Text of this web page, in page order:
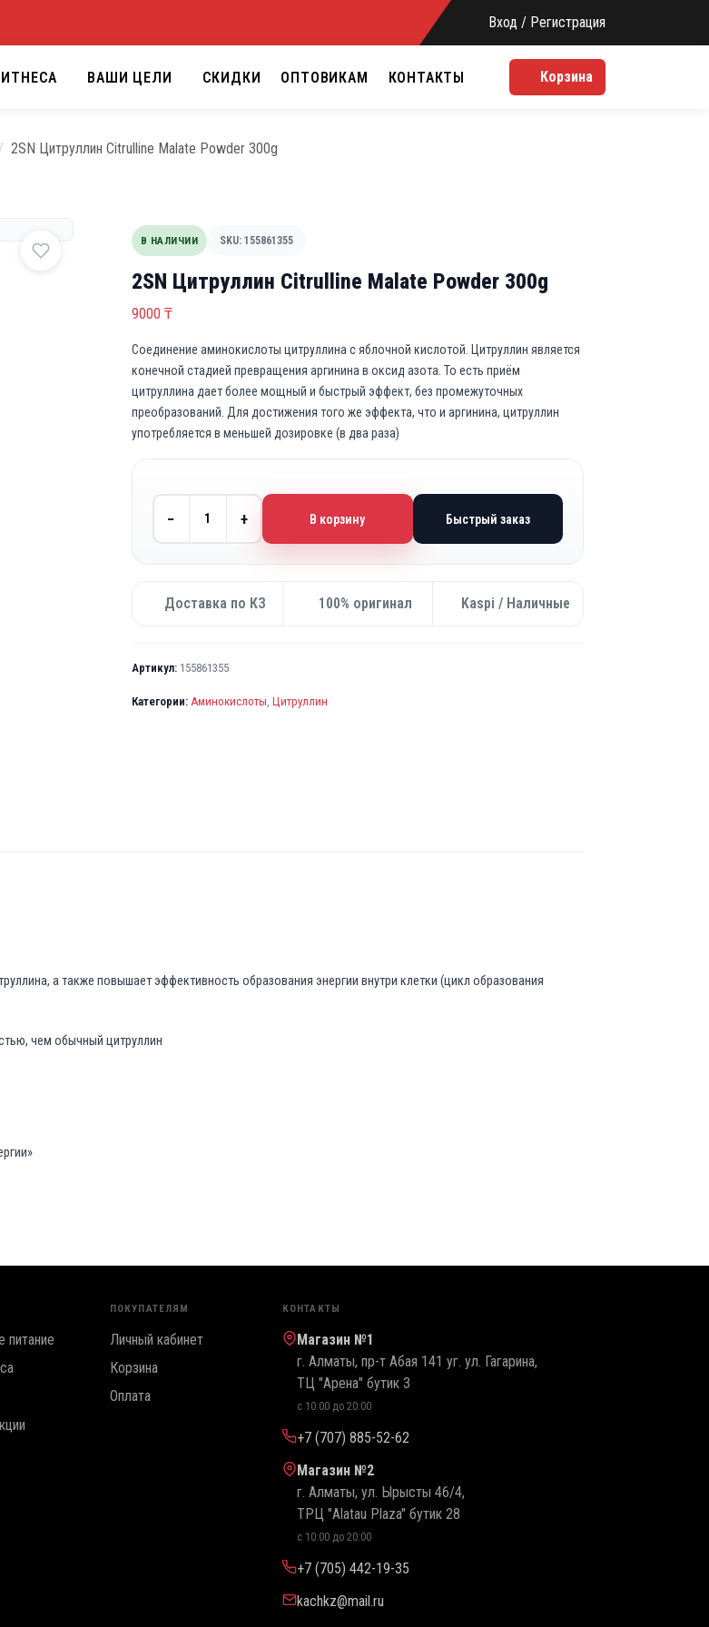
Вход / Регистрация
ВАШИ ЦЕЛИ СКИДКИ ОПТОВИКАМ КОНТАКТЫ Корзина
2SN Цитруллин Citrulline Malate Powder 300g
В НАЛИЧИИ SKU: 155861355
2SN Цитруллин Citrulline Malate Powder 300g
9000 ₸
Соединение аминокислоты цитруллина с яблочной кислотой. Цитруллин является
конечной стадией превращения аргинина в оксид азота. То есть приём
цитруллина дает более мощный и быстрый эффект, без промежуточных
преобразований. Для достижения того же эффекта, что и аргинина, цитруллин
употребляется в меньшей дозировке (в два раза)
− + В корзину Быстрый заказ
Доставка по КЗ 100% оригинал Kaspi / Наличные
Артикул: 155861355
Категории: Аминокислоты, Цитруллин
а также повышает эффективность образования энергии внутри клетки (цикл образования
чем обычный цитруллин
питание
ПОКУПАТЕЛЯМ
Личный кабинет
Корзина
Оплата
КОНТАКТЫ
Магазин №1
г. Алматы, пр-т Абая 141 уг. ул. Гагарина,
ТЦ "Арена" бутик 3
с 10:00 до 20:00
+7 (707) 885-52-62
Магазин №2
г. Алматы, ул. Ырысты 46/4,
ТРЦ "Alatau Plaza" бутик 28
с 10:00 до 20:00
+7 (705) 442-19-35
kachkz@mail.ru